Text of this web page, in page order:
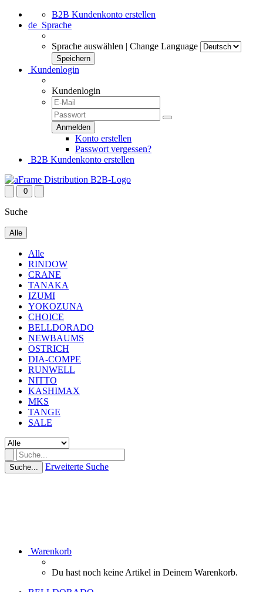
B2B Kundenkonto erstellen
de Sprache
Sprache auswählen | Change Language
Kundenlogin
Kundenlogin
Konto erstellen
Passwort vergessen?
B2B Kundenkonto erstellen
0
Suche
Alle
Alle
RINDOW
CRANE
TANAKA
IZUMI
YOKOZUNA
CHOICE
BELLDORADO
NEWBAUMS
OSTRICH
DIA-COMPE
RUNWELL
NITTO
KASHIMAX
MKS
TANGE
SALE
Suche... Erweiterte Suche
Warenkorb
Du hast noch keine Artikel in Deinem Warenkorb.